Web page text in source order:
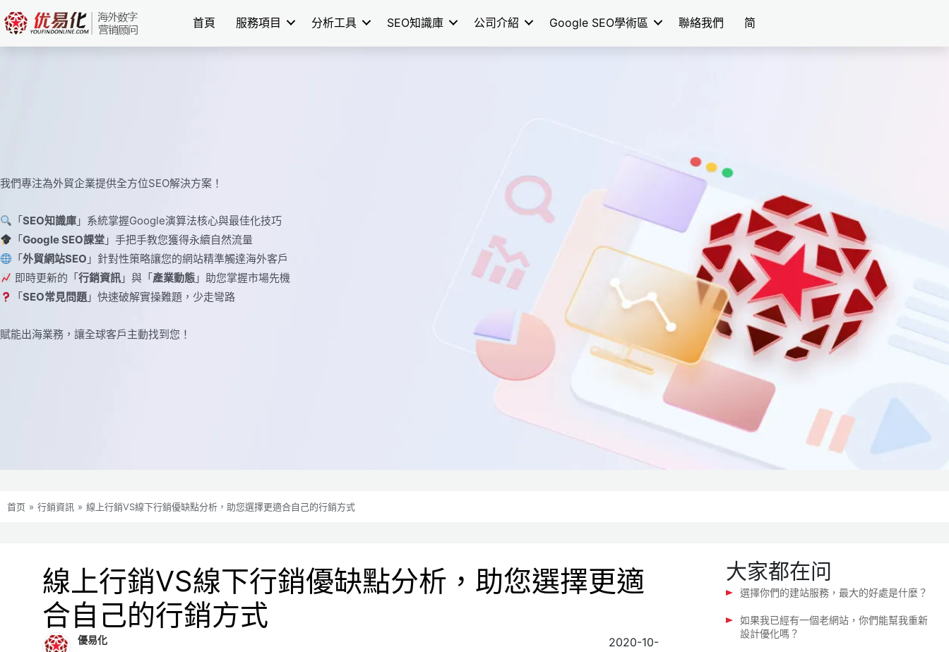
Skip
to
content
首頁 服務項目 分析工具 SEO知識庫 公司介紹 Google SEO學術區 聯絡我們 简
我們專注為外貿企業提供全方位SEO解決方案！
「SEO知識庫 」系統掌握Google演算法核心與最佳化技巧
「Google SEO課堂 」手把手教您獲得永續自然流量
「外貿網站SEO 」針對性策略讓您的網站精準觸達海外客戶
即時更新的「行銷資訊 」與「產業動態 」助您掌握市場先機
「SEO常見問題 」快速破解實操難題，少走彎路
賦能出海業務，讓全球​​客戶主動找到您！
首页 » 行銷資訊 » 線上行銷VS線下行銷優缺點分析，助您選擇更適合自己的行銷方式
線上行銷VS線下行銷優缺點分析，助您選擇更適
合自己的行銷方式
優易化
2020-10-
大家都在问
選擇你們的建站服務，最大的好處是什麼？
如果我已經有一個老網站，你們能幫我重新
設計優化嗎？